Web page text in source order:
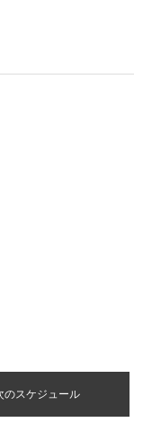
のスケジュール